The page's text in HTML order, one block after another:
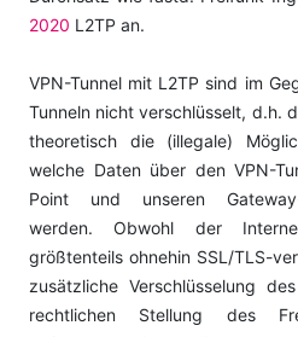
2020 L2TP an.
VPN-Tunnel mit L2TP sind im
Tunneln nicht verschlüsselt, d.h.
theoretisch die (illegale)
welche Daten über den VPN-
Point und unseren
werden. Obwohl der
größtenteils ohnehin SSL/TLS-
zusätzliche Verschlüsselung
rechtlichen Stellung des